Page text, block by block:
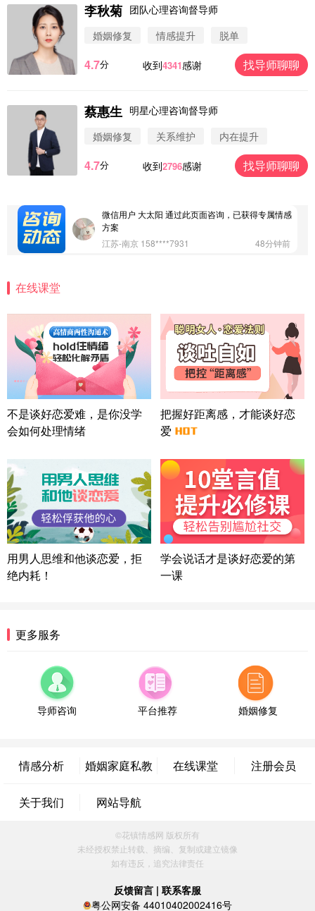
李秋菊 团队心理咨询督导师
婚姻修复
情感提升 脱单
4.7分 收到4341感谢 找导师聊聊
蔡惠生 明星心理咨询督导师
婚姻修复
关系维护 内在提升
4.7分 收到2796感谢 找导师聊聊
微信用户 圆圈 通过此页面咨询，已获得专属情感方
案
微信用户 Vnno 通过此页面咨询，已获得专属情感方
微信用户 大太阳 通过此页面咨询，已获得专属情感
方案
江苏-南京 158****7931
48分钟前
情感方案
北京-朝阳 151****3189
22分钟前
微信用户 巧?媚儿 通过此页面咨询，已获得专属情感
方案
上海-浦东 177****9074
56分钟前
微信用户 Liberty 通过此页面咨询，已获得专属情感
方案
广东-广州 188****5632
湖北-武汉 135****7410
41分钟前
微信用户 困困魚? 通过此页面咨询，已获得专属情感
方案
陕西-西安 139****6283
3分钟前
情感方案
浙江-宁波 150****8921
福建-厦门 159****4462
53分钟前
微信用户 凌乱小羊 通过此页面咨询，已获得专属情
辽宁-大连 176****2843
39分钟前
属情感方案
微信用户 墨笙 通过此页面咨询，已获得专属情感方
案
江苏-苏州 188****5187
微信用户 谢思明 通过此页面咨询，已获得专属情感
方案
在线课堂
不是谈好恋爱难，是你没学
会如何处理情绪
把握好距离感，才能谈好恋
爱
用男人思维和他谈恋爱，拒
绝内耗！
学会说话才是谈好恋爱的第
一课
更多服务
导师咨询 平台推荐 婚姻修复
情感分析 婚姻家庭私教 在线课堂 注册会员
关于我们 网站导航
©花镇情感网 版权所有
未经授权禁止转载、摘编、复制或建立镜像
如有违反，追究法律责任
反馈留言 | 联系客服
粤公网安备 44010402002416号